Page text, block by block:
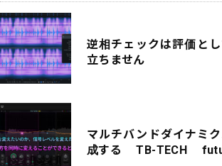
逆相チェックは評価と
立ちません
マルチバンドダイナミ
成する TB-TECH